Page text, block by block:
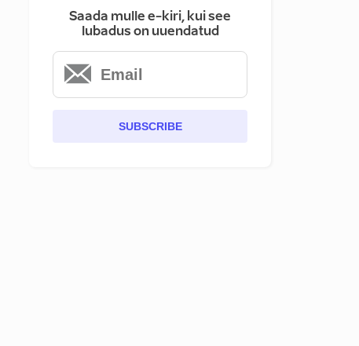
Saada mulle e-kiri, kui see
lubadus on uuendatud
SUBSCRIBE